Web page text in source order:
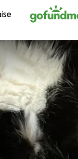
Skip to content